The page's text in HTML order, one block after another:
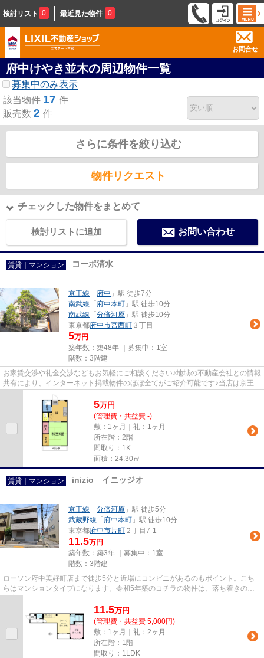
検討リスト 0 最近見た物件 0
お問合せ
府中けやき並木の周辺物件一覧
募集中のみ表示
該当物件 17 件
販売数 2 件
さらに条件を絞り込む
物件リクエスト
チェックした物件をまとめて
検討リストに追加 お問い合わせ
賃貸｜マンション コーポ清水
京王線 「 府中 」駅 徒歩7分
南武線 「 府中本町 」駅 徒歩10分
南武線 「 分倍河原 」駅 徒歩10分
東京都府中市宮西町 ３丁目
5万円
築年数：築48年 ｜募集中： 1室
階数：3階建
お家賃交渉や礼金交渉などもお気軽にご相談ください♪地域の不動産会社との情報
共有により、インターネット掲載物件のほぼ全てがご紹介可能です♪当店は京王線
府中駅徒歩３０秒☆京王線・...
5万円
(管理費・共益費 -)
敷：1ヶ月｜礼：1ヶ月
所在階：2階
間取り：1K
面積：24.30㎡
賃貸｜マンション inizio イニッジオ
京王線 「 分倍河原 」駅 徒歩5分
武蔵野線 「 府中本町 」駅 徒歩10分
東京都府中市片町 ２丁目7-1
11.5万円
築年数：築3年 ｜募集中： 1室
階数：3階建
ローソン府中美好町店まで徒歩5分と近場にコンビニがあるのもポイント。こち
らはマンションタイプになります。令和5年築のコチラの物件は、落ち着きのあ
11.5万円
(管理費・共益費 5,000円)
敷：1ヶ月｜礼：2ヶ月
所在階：1階
間取り：1LDK